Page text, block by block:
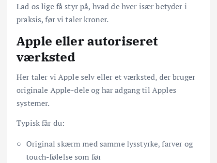
Lad os lige få styr på, hvad de hver især betyder i
praksis, før vi taler kroner.
Apple eller autoriseret
værksted
Her taler vi Apple selv eller et værksted, der bruger
originale Apple-dele og har adgang til Apples
systemer.
Typisk får du:
Original skærm med samme lysstyrke, farver og
touch-følelse som før